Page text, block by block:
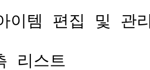
템 편집 및 관
리스트